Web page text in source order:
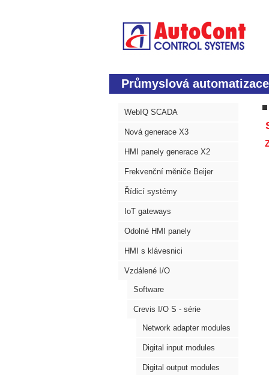
Průmyslová automatizace
WebIQ SCADA
Nová generace X3
HMI panely generace X2
Frekvenční měniče Beijer
Řídicí systémy
IoT gateways
Odolné HMI panely
HMI s klávesnici
Vzdálené I/O
Software
Crevis I/O S - série
Network adapter modules
Digital input modules
Digital output modules